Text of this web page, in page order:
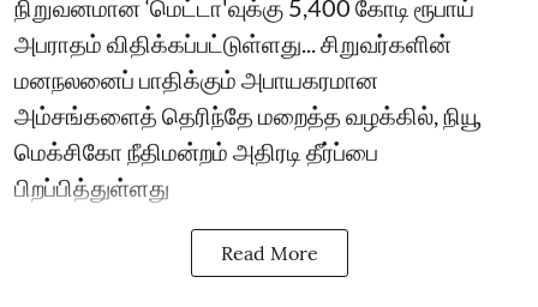
நிறுவனமான ‘மெட்டா'வுக்கு 5,400 கோடி ரூபாய்
அபராதம் விதிக்கப்பட்டுள்ளது... சிறுவர்களின்
மனநலனைப் பாதிக்கும் அபாயகரமான
அம்சங்களைத் தெரிந்தே மறைத்த வழக்கில், நியூ
மெக்சிகோ நீதிமன்றம் அதிரடி தீர்ப்பை
பிறப்பித்துள்ளது
Read More